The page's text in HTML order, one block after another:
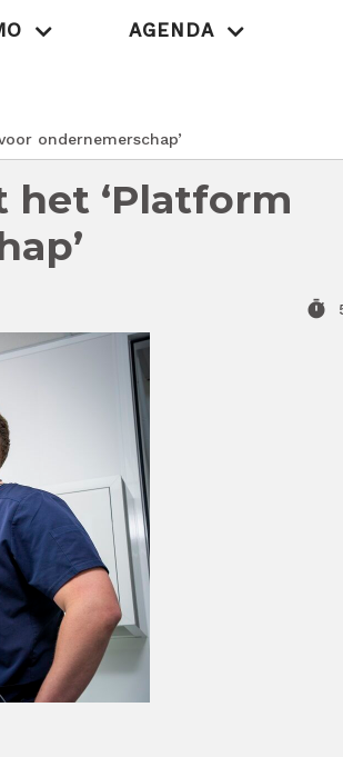
AGENDA
ondernemerschap’
‘Platform
timer